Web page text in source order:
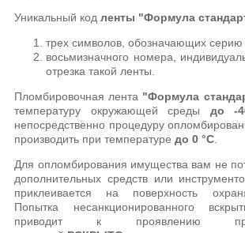
Уникальный кодленты "Формула
трех символов, обозначающих серию
восьмизначного номера,
отрезка такой ленты.
Пломбировочная лента "Формула
температуру окружающей среды до -
непосредственно процедуру
производить при температуредо 0 °C.
Для опломбирования имущества вам не
дополнительных средств или
приклеивается на поверхность
Попытка несанкционированного
приводит к проявлению